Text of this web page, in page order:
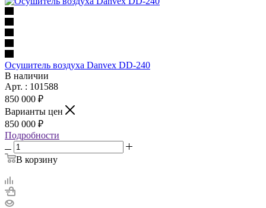
Осушитель воздуха Danvex DD-240
В наличии
Арт. : 101588
850 000 ₽
Варианты цен
850 000 ₽
Подробности
В корзину